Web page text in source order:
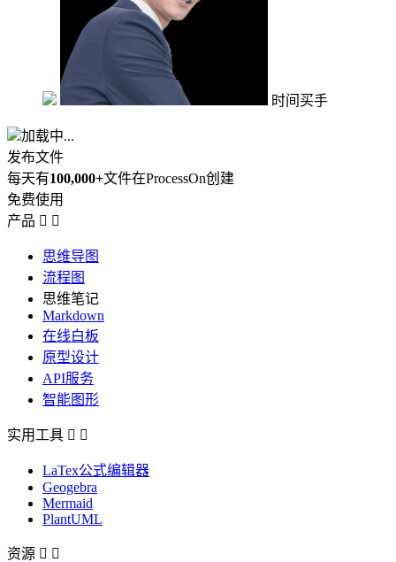
时间买手
加载中...
发布文件
每天有100,000+文件在ProcessOn创建
免费使用
产品  
思维导图
流程图
思维笔记
Markdown
在线白板
原型设计
API服务
智能图形
实用工具  
LaTex公式编辑器
Geogebra
Mermaid
PlantUML
资源  